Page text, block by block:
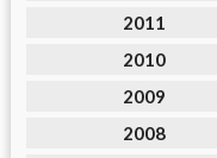
2011
2010
2009
2008